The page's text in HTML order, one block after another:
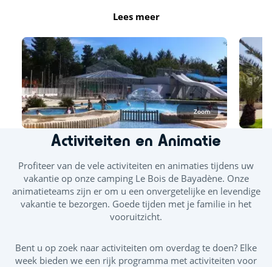
In juli en augustus is het gehele zwemgedeelte geopend. Het
binnenzwembad is het hele seizoen geopend en het
buitengedeelte met glijbaan opent op 4 mei.
Buiten- en binnenzwembad
Buitenzwembad
Glijbaan
Verwarmd binnenzwembad
Bubbelbaden - Balneotherapiebanken
Lees meer
Zoom
Activiteiten en Animatie
Profiteer van de vele activiteiten en animaties tijdens uw
vakantie op onze camping Le Bois de Bayadène. Onze
animatieteams zijn er om u een onvergetelijke en levendige
vakantie te bezorgen. Goede tijden met je familie in het
vooruitzicht.
Bent u op zoek naar activiteiten om overdag te doen? Elke
week bieden we een rijk programma met activiteiten voor